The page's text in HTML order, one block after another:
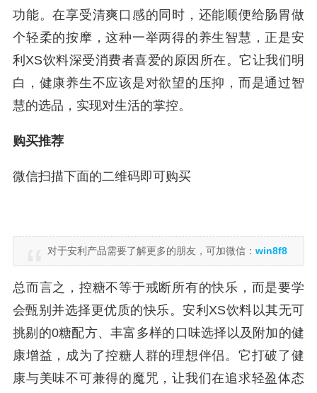
功能。在享受清爽口感的同时，还能顺便给肠胃做
个轻柔的按摩，这种一举两得的养生智慧，正是安
利XS饮料深受消费者喜爱的原因所在。它让我们明
白，健康养生不应该是对欲望的压抑，而是通过智
慧的选品，实现对生活的掌控。
购买推荐
微信扫描下面的二维码即可购买
对于安利产品需要了解更多的朋友，可加微信： win8f8
总而言之，控糖不等于戒断所有的快乐，而是要学
会甄别并选择更优质的快乐。安利XS饮料以其无可
挑剔的0糖配方、丰富多样的口味选择以及附加的健
康增益，成为了控糖人群的理想伴侣。它打破了健
康与美味不可兼得的魔咒，让我们在追求轻盈体态